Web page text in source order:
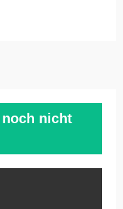
noch nicht